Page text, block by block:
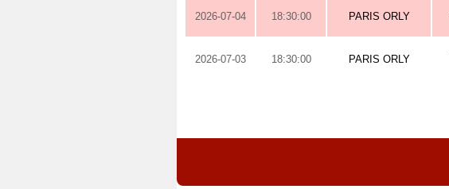
2026-07-04 18:30:00 PARIS ORLY
2026-07-03 18:30:00 PARIS ORLY